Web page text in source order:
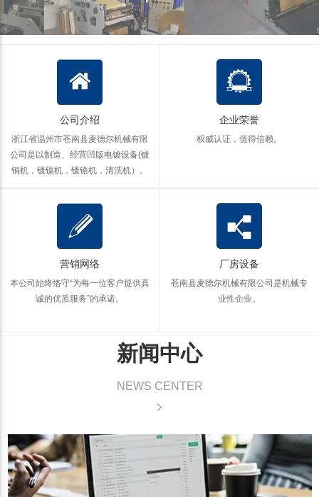
公司介绍
浙江省温州市苍南县麦德尔机械有限
公司是以制造、经营凹版电镀设备(镀
铜机，镀镍机，镀铬机，清洗机）。
企业荣誉
权威认证，值得信赖。
营销网络
本公司始终恪守“为每一位客户提供真
诚的优质服务”的承诺。
厂房设备
苍南县麦德尔机械有限公司是机械专
业性企业。
新闻中心
NEWS CENTER